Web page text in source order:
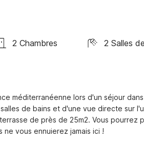
2 Chambres 2 Salles
méditerranéenne lors d'un séjour
de bains et d'une vue directe sur
de près de 25m2. Vous
vous ennuierez jamais ici !